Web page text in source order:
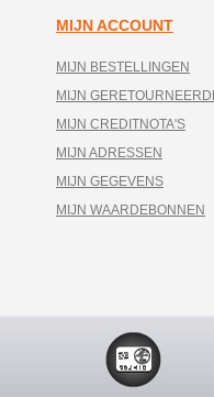
MIJN ACCOUNT
MIJN BESTELLINGEN
MIJN
MIJN CREDITNOTA'S
MIJN ADRESSEN
MIJN GEGEVENS
MIJN WAARDEBONNEN